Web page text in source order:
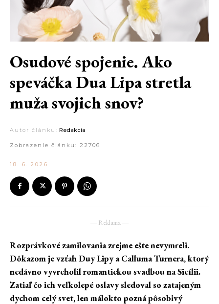
Osudové spojenie. Ako
speváčka Dua Lipa stretla
muža svojich snov?
Autor článku: Redakcia
Zobrazenie článku: 22706
18. 6. 2026
― Reklama ―
Rozprávkové zamilovania zrejme ešte nevymreli.
Dôkazom je vzťah Duy Lipy a Calluma Turnera, ktorý
nedávno vyvrcholil romantickou svadbou na Sicílii.
Zatiaľ čo ich veľkolepé oslavy sledoval so zatajeným
dychom celý svet, len málokto pozná pôsobivý